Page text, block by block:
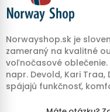
Norwayshop.sk je
zameraný na kvalitné
voľnočasové oblečenie.
napr. Devold, Kari
spájajú funkčnosť,